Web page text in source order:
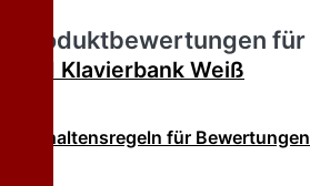
Produktbewertungen für
WH Klavierbank Weiß
Verhaltensregeln für Bewertungen